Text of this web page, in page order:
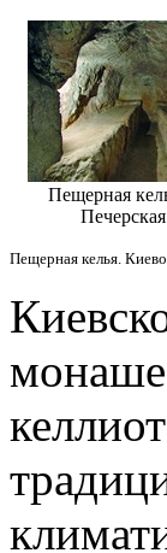
Пещерная
Пещерная келья.